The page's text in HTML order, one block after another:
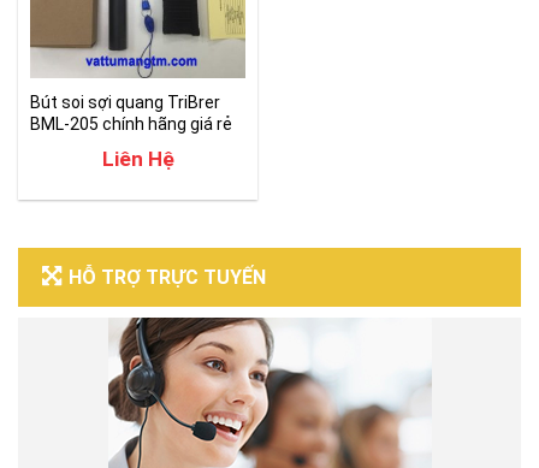
HỖ TRỢ TRỰC TUYẾN
Bút soi sợi quang TriBrer
BML-205 chính hãng giá rẻ
Liên Hệ